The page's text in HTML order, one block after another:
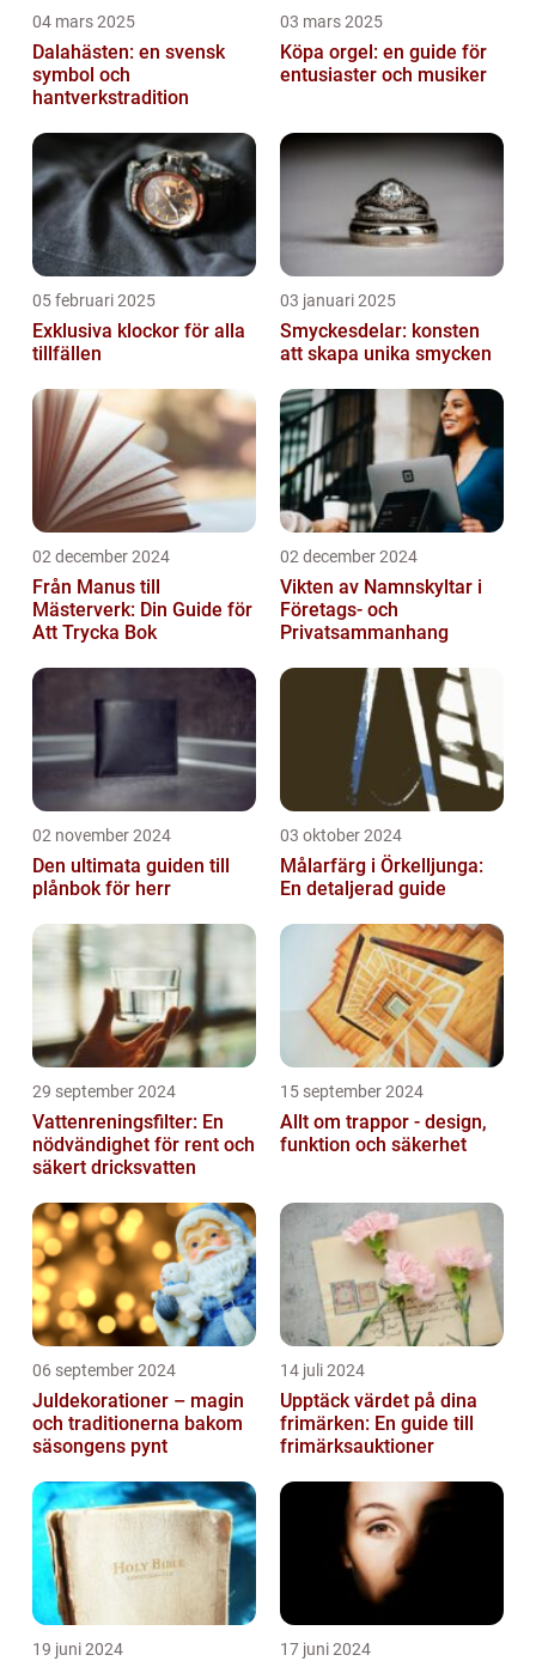
04 mars 2025
Dalahästen: en svensk
symbol och
hantverkstradition
03 mars 2025
Köpa orgel: en guide för
entusiaster och musiker
05 februari 2025
Exklusiva klockor för alla
tillfällen
03 januari 2025
Smyckesdelar: konsten
att skapa unika smycken
02 december 2024
Från Manus till
Mästerverk: Din Guide för
Att Trycka Bok
02 december 2024
Vikten av Namnskyltar i
Företags- och
Privatsammanhang
02 november 2024
Den ultimata guiden till
plånbok för herr
03 oktober 2024
Målarfärg i Örkelljunga:
En detaljerad guide
29 september 2024
Vattenreningsfilter: En
nödvändighet för rent och
säkert dricksvatten
15 september 2024
Allt om trappor - design,
funktion och säkerhet
06 september 2024
Juldekorationer – magin
och traditionerna bakom
säsongens pynt
14 juli 2024
Upptäck värdet på dina
frimärken: En guide till
frimärksauktioner
19 juni 2024 17 juni 2024